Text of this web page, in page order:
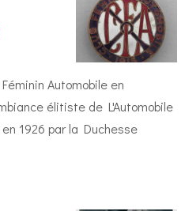
Automobile en
élitiste de L'Automobile
1926 par la Duchesse